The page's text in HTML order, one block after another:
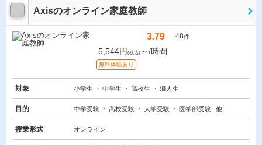
Axisのオンライン家庭教師
3.79 48件
5,544円 (税込) ～/時間
無料体験あり
対象 小学生 中学生 高校生 浪人生
目的 中学受験 高校受験 大学受験 医学部受験 他
授業形式 オンライン